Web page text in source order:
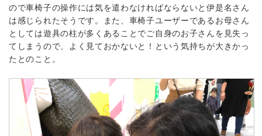
ので車椅子の操作には気を遣わなければならないと伊是名さん
は感じられたそうです。また、車椅子ユーザーであるお母さん
としては遊具の柱が多くあることでご自身のお子さんを見失っ
てしまうので、よく見ておかないと！という気持ちが大きかっ
たとのこと。